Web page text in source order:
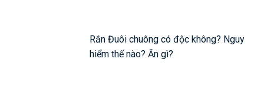
Rắn Đuôi chuông có độc không? Nguy
hiểm thế nào? Ăn gì?